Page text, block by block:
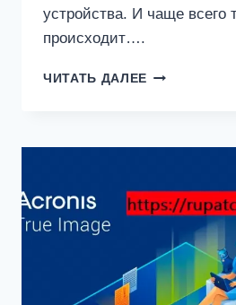
устройства. И чаще всего
происходит….
ЧИТАТЬ ДАЛЕЕ R-
191370
PLUS
SERIAL
KEYGEN
СКАЧАТЬ
БЕСПЛАТНО